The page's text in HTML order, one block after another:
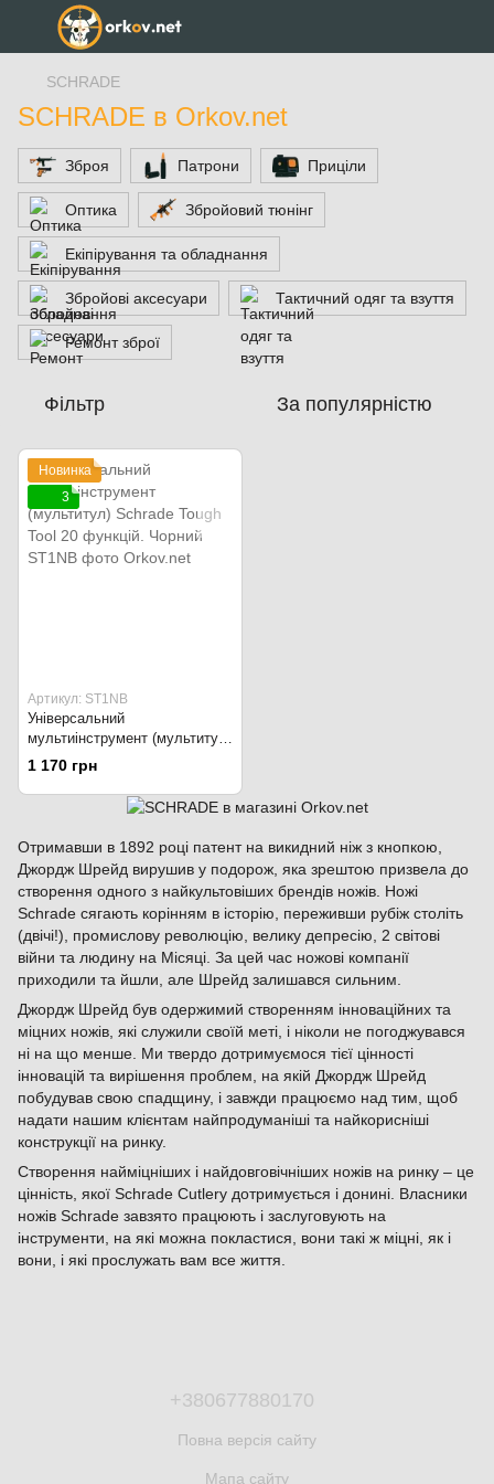
SCHRADE
SCHRADE в Orkov.net
Зброя Патрони Приціли
Оптика Збройовий тюнінг
Екіпірування та обладнання
Збройові аксесуари Тактичний одяг та взуття
Ремонт зброї
Фільтр За популярністю
Новинка
3
Артикул: ST1NB
Універсальний
мультиінструмент (мультитул)
Schrade Tough Tool 20
функцій. Чорний
1 170 грн
Отримавши в 1892 році патент на викидний ніж з кнопкою,
Джордж Шрейд вирушив у подорож, яка зрештою призвела до
створення одного з найкультовіших брендів ножів. Ножі
Schrade сягають корінням в історію, переживши рубіж століть
(двічі!), промислову революцію, велику депресію, 2 світові
війни та людину на Місяці. За цей час ножові компанії
приходили та йшли, але Шрейд залишався сильним.
Джордж Шрейд був одержимий створенням інноваційних та
міцних ножів, які служили своїй меті, і ніколи не погоджувався
ні на що менше. Ми твердо дотримуємося тієї цінності
інновацій та вирішення проблем, на якій Джордж Шрейд
побудував свою спадщину, і завжди працюємо над тим, щоб
надати нашим клієнтам найпродуманіші та найкорисніші
конструкції на ринку.
Створення найміцніших і найдовговічніших ножів на ринку – це
цінність, якої Schrade Cutlery дотримується і донині. Власники
ножів Schrade завзято працюють і заслуговують на
інструменти, на які можна покластися, вони такі ж міцні, як і
вони, і які прослужать вам все життя.
+380677880170
Повна версія сайту
Мапа сайту